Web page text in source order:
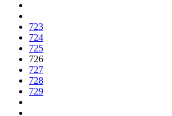
723
724
725
726
727
728
729